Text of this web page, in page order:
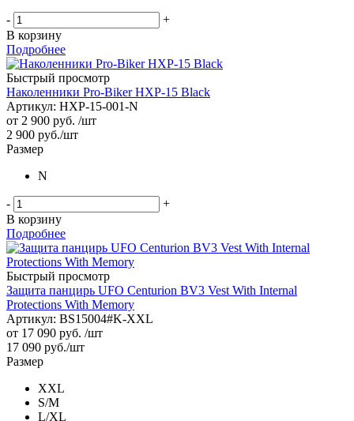
-
+
В корзину
Подробнее
Быстрый просмотр
Наколенники Pro-Biker HXP-15 Black
Артикул: HXP-15-001-N
от 2 900 руб. /шт
2 900 руб./шт
Размер
N
-
+
В корзину
Подробнее
Быстрый просмотр
Защита панцирь UFO Centurion BV3 Vest With Internal
Protections With Memory
Артикул: BS15004#K-XXL
от 17 090 руб. /шт
17 090 руб./шт
Размер
XXL
S/M
L/XL